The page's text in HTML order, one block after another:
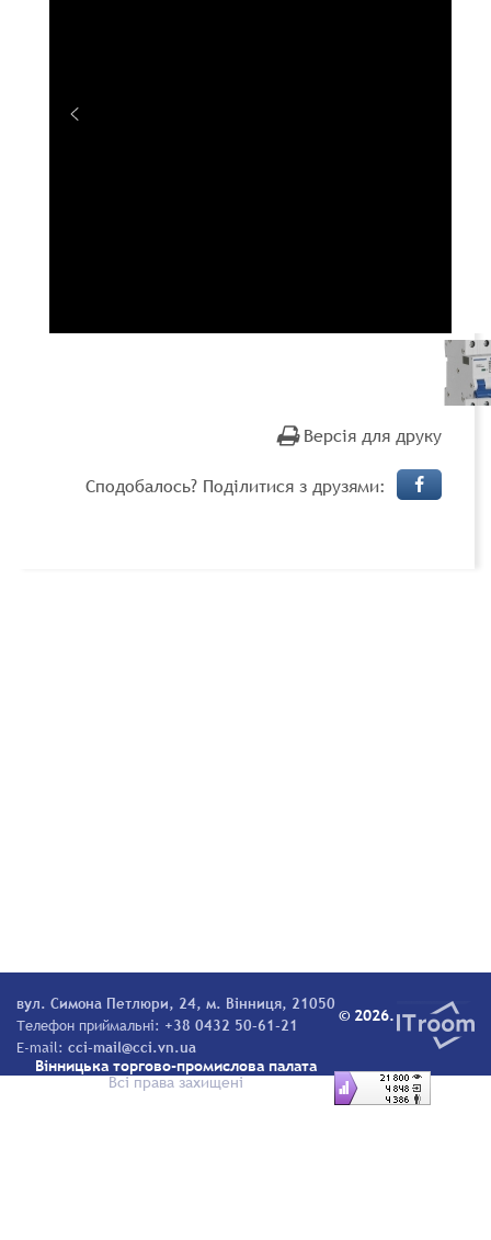
Версія для друку
Сподобалось? Поділитися з друзями:
вул. Симона Петлюри, 24, м. Вінниця, 21050
Телефон приймальні: +38 0432 50-61-21
E-mail: cci-mail@cci.vn.ua
© 2026.
Вінницька торгово-промислова палата
Всі права захищені